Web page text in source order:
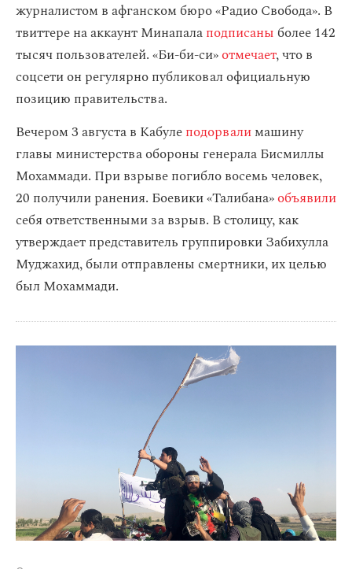
журналистом в афганском бюро «Радио Свобода». В
твиттере на аккаунт Минапалаподписаныболее 142
тысяч пользователей. «Би-би-си»отмечает, что в
соцсети он регулярно публиковал официальную
позицию правительства.
Вечером 3 августа в Кабулеподорвалимашину
главы министерства обороны генерала Бисмиллы
Мохаммади. При взрыве погибло восемь человек,
20 получили ранения. Боевики «Талибана»объявили
себя ответственными за взрыв. В столицу, как
утверждает представитель группировки Забихулла
Муджахид, были отправлены смертники, их целью
был Мохаммади.